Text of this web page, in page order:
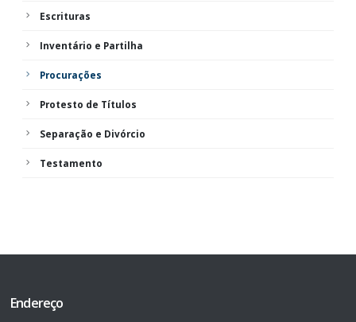
Escrituras
Inventário e Partilha
Procurações
Protesto de Títulos
Separação e Divórcio
Testamento
Endereço